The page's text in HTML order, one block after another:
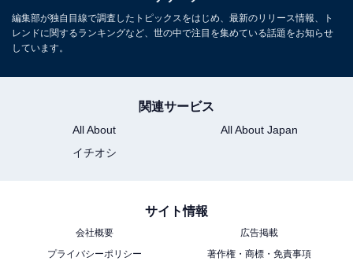
「吉沢亮に共演してほしい芸能人」3選！ 山﨑賢人、横
浜流星、元アイドルのあの人も？
ロサギ』主演の平野紫耀を抑えた1位は？
編集部が独自目線で調査したトピックスをはじめ、最新のリリース情報、ト
レンドに関するランキングなど、世の中で注目を集めている話題をお知らせ
しています。
関連サービス
All About
All About Japan
イチオシ
サイト情報
会社概要
広告掲載
プライバシーポリシー
著作権・商標・免責事項